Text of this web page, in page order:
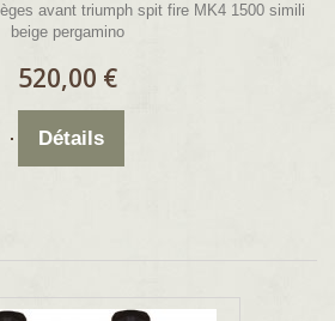
avant triumph spit fire MK4 1500 simili
beige pergamino
520,00 €
Détails